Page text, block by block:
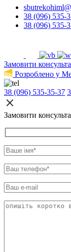
38 (096) 535-
38 (096) 535-
Замовити
Розроблено у
38 (096) 535-35-37
Замовити